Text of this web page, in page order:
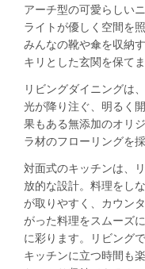
アーチ型の可愛らしい
ライトが優しく空間を
みんなの靴や傘を収納
キリとした玄関を保てま
リビングダイニングは
光が降り注ぐ、明るく
果もある無添加のオリ
ラ材のフローリングを
対面式のキッチンは、
放的な設計。料理をし
が取りやすく、カウン
がった料理をスムーズ
に彩ります。リビング
キッチンに立つ時間も